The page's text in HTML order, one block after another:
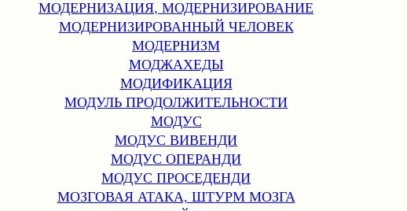
МОДЕРНИЗАЦИЯ, МОДЕРНИЗИРОВАНИЕ
МОДЕРНИЗИРОВАННЫЙ ЧЕЛОВЕК
МОДЕРНИЗМ
МОДЖАХЕДЫ
МОДИФИКАЦИЯ
МОДУЛЬ ПРОДОЛЖИТЕЛЬНОСТИ
МОДУС
МОДУС ВИВЕНДИ
МОДУС ОПЕРАНДИ
МОДУС ПРОСЕДЕНДИ
МОЗГОВАЯ АТАКА, ШТУРМ МОЗГА